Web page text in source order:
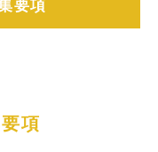
要項
項